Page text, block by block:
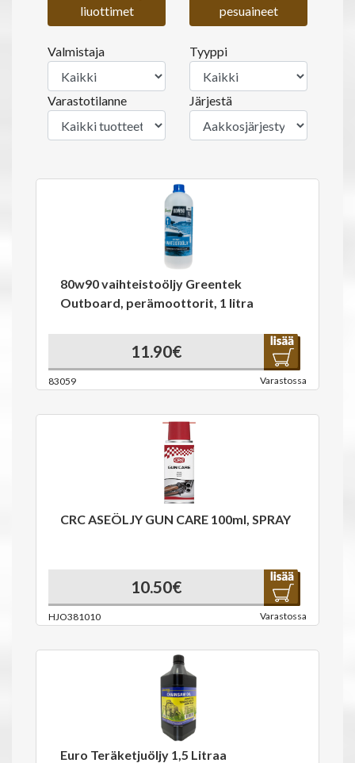
liuottimet
pesuaineet
Valmistaja Tyyppi
Varastotilanne Järjestä
80w90 vaihteistoöljy Greentek
Outboard, perämoottorit, 1 litra
11.90€
83059 Varastossa
CRC ASEÖLJY GUN CARE 100ml, SPRAY
10.50€
HJO381010 Varastossa
Euro Teräketjuöljy 1,5 Litraa